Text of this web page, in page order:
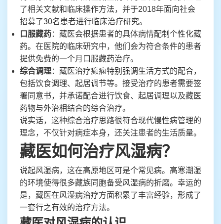
了相关文献和临床操作方法，并于2018年面向社会
招募了30名患者进行临床治疗研究。
口服藏药：藏医会根据患者的具体病情配制个性化藏
药。在医院的临床研究中，他们会为符合条件的患者
提供免费的一个月口服藏药治疗。
综合调理：藏医治疗癫痫特别强调生活方式的配合，
包括饮食调理、起居调节等。接受治疗的患者需要签
署同意书，并承诺配合进行饮食、起居调理以及藏医
药物与外治相结合的综合治疗。
说实话，这种综合治疗思路很符合现代慢性病管理的
理念，不仅针对病症本身，还关注患者的生活质量。
藏医如何治疗风湿病？
说起风湿病，这在高原地区可是个常见病。高寒潮湿
的环境使得很多藏族同胞备受风湿病的折磨。幸运的
是，藏医在风湿病治疗方面积累了丰富经验，形成了
一套行之有效的治疗方法。